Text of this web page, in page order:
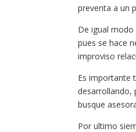
preventa a un
De igual
pues se hace
improviso
Es importante
desarrollando,
busque
Por ultimo